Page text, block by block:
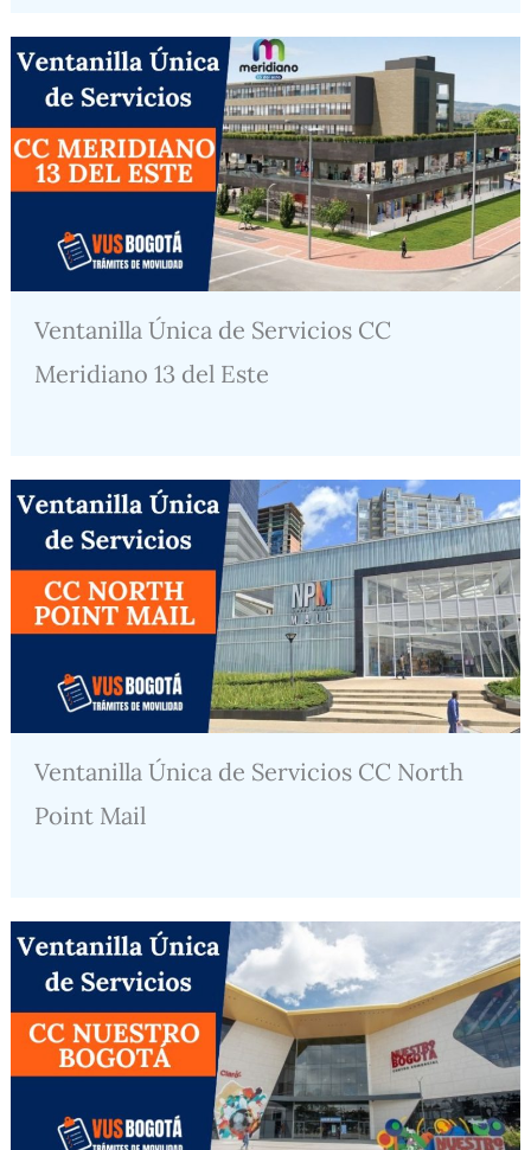
Ventanilla Única de Servicios CC
Meridiano 13 del Este
Ventanilla Única de Servicios CC North
Point Mail